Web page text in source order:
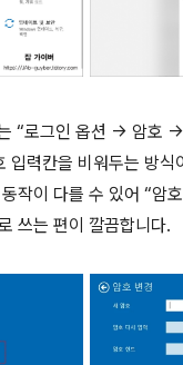
“로그인 옵션 → 암호 →
입력칸을 비워두는 방식
작이 다를 수 있어 “암
쓰는 편이 깔끔합니다.